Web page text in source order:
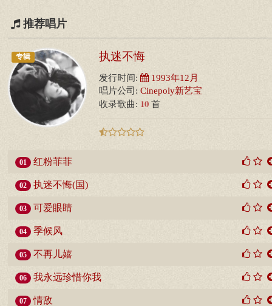
推荐唱片
专辑 执迷不悔
发行时间: 1993年12月
唱片公司: Cinepoly新艺宝
收录歌曲: 10 首
01 红粉菲菲
02 执迷不悔(国)
03 可爱眼睛
04 季候风
05 不再儿嬉
06 我永远珍惜你我
07 情敌